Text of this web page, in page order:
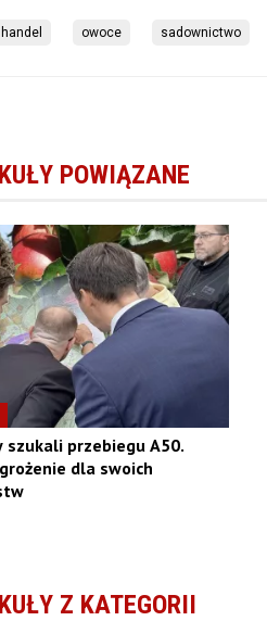
handel owoce sadownictwo
POWIĄZANE
szukali przebiegu A50.
dla swoich
Z KATEGORII